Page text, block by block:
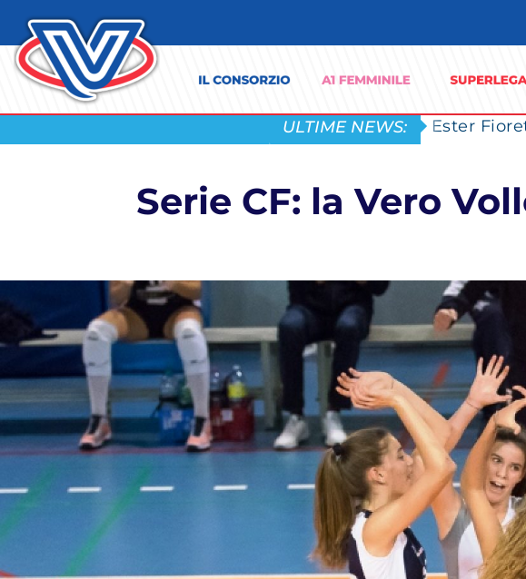
ULTIME NEWS: Ester
Serie CF: la Vero